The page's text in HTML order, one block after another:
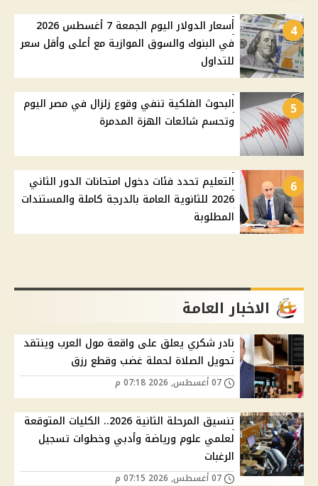
4
أسعار الدولار اليوم الجمعة 7 أغسطس 2026
في البنوك والسوق الموازية مع أعلى وأقل سعر
للتداول
5
البحوث الفلكية تنفي وقوع زلزال في مصر اليوم
وتحسم شائعات الهزة المدمرة
6
التعليم تحدد فئات دخول امتحانات الدور الثاني
2026 للثانوية العامة بالدرجة كاملة والمستندات
المطلوبة
الاخبار العامة
نادر شكري يعلق على واقعة مول العرب وينتقد
تحويل الصلاة لحملة غضب وقطع رزق
تنسيق المرحلة الثانية 2026.. الكليات المتوقعة
لعلمي علوم ورياضة وأدبي وخطوات تسجيل
الرغبات